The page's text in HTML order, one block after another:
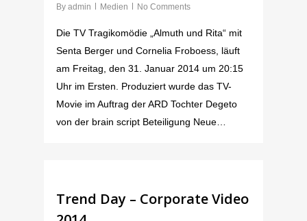
By admin Medien No Comments
Die TV Tragikomödie „Almuth und Rita“ mit
Senta Berger und Cornelia Froboess, läuft
am Freitag, den 31. Januar 2014 um 20:15
Uhr im Ersten. Produziert wurde das TV-
Movie im Auftrag der ARD Tochter Degeto
von der brain script Beteiligung Neue…
Trend Day – Corporate Video